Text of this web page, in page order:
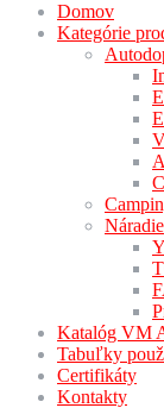
Domov
Kategórie
Náradie
Katalóg VM
Tabuľky
Certifikáty
Kontakty